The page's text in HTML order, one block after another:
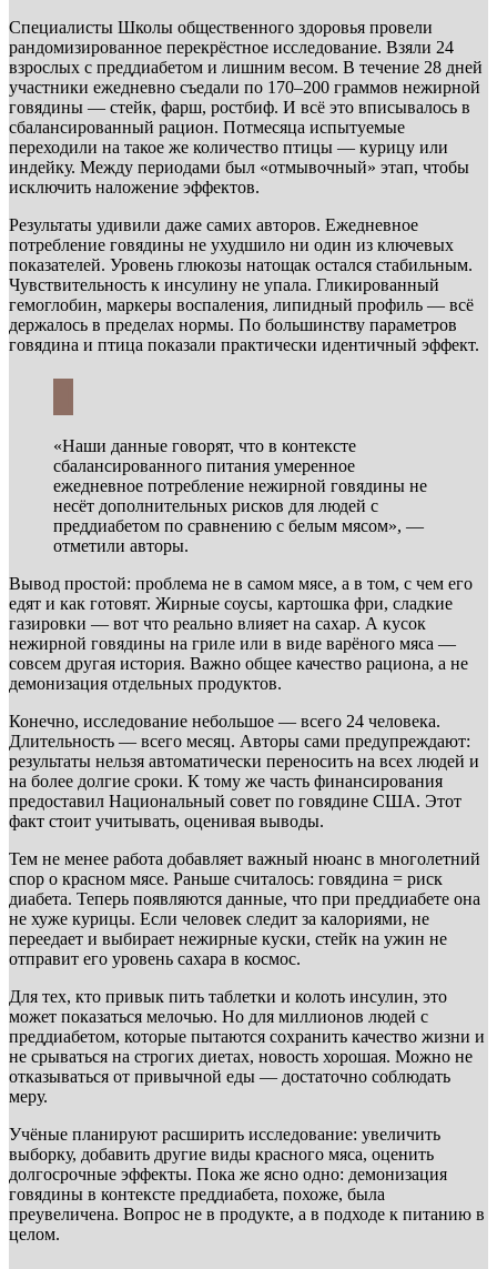
Специалисты Школы общественного здоровья провели
рандомизированное перекрёстное исследование. Взяли 24
взрослых с преддиабетом и лишним весом. В течение 28 дней
участники ежедневно съедали по 170–200 граммов нежирной
говядины — стейк, фарш, ростбиф. И всё это вписывалось в
сбалансированный рацион. Потмесяца испытуемые
переходили на такое же количество птицы — курицу или
индейку. Между периодами был «отмывочный» этап, чтобы
исключить наложение эффектов.
Результаты удивили даже самих авторов. Ежедневное
потребление говядины не ухудшило ни один из ключевых
показателей. Уровень глюкозы натощак остался стабильным.
Чувствительность к инсулину не упала. Гликированный
гемоглобин, маркеры воспаления, липидный профиль — всё
держалось в пределах нормы. По большинству параметров
говядина и птица показали практически идентичный эффект.
«Наши данные говорят, что в контексте
сбалансированного питания умеренное
ежедневное потребление нежирной говядины не
несёт дополнительных рисков для людей с
преддиабетом по сравнению с белым мясом», —
отметили авторы.
Вывод простой: проблема не в самом мясе, а в том, с чем его
едят и как готовят. Жирные соусы, картошка фри, сладкие
газировки — вот что реально влияет на сахар. А кусок
нежирной говядины на гриле или в виде варёного мяса —
совсем другая история. Важно общее качество рациона, а не
демонизация отдельных продуктов.
Конечно, исследование небольшое — всего 24 человека.
Длительность — всего месяц. Авторы сами предупреждают:
результаты нельзя автоматически переносить на всех людей и
на более долгие сроки. К тому же часть финансирования
предоставил Национальный совет по говядине США. Этот
факт стоит учитывать, оценивая выводы.
Тем не менее работа добавляет важный нюанс в многолетний
спор о красном мясе. Раньше считалось: говядина = риск
диабета. Теперь появляются данные, что при преддиабете она
не хуже курицы. Если человек следит за калориями, не
переедает и выбирает нежирные куски, стейк на ужин не
отправит его уровень сахара в космос.
Для тех, кто привык пить таблетки и колоть инсулин, это
может показаться мелочью. Но для миллионов людей с
преддиабетом, которые пытаются сохранить качество жизни и
не срываться на строгих диетах, новость хорошая. Можно не
отказываться от привычной еды — достаточно соблюдать
меру.
Учёные планируют расширить исследование: увеличить
выборку, добавить другие виды красного мяса, оценить
долгосрочные эффекты. Пока же ясно одно: демонизация
говядины в контексте преддиабета, похоже, была
преувеличена. Вопрос не в продукте, а в подходе к питанию в
целом.